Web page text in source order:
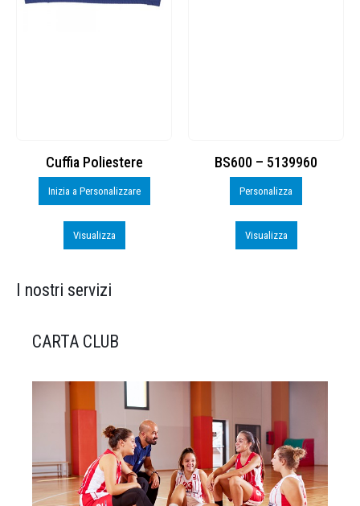
Cuffia Poliestere
Inizia a Personalizzare
Visualizza
BS600 – 5139960
Personalizza
Visualizza
I nostri servizi
CARTA CLUB